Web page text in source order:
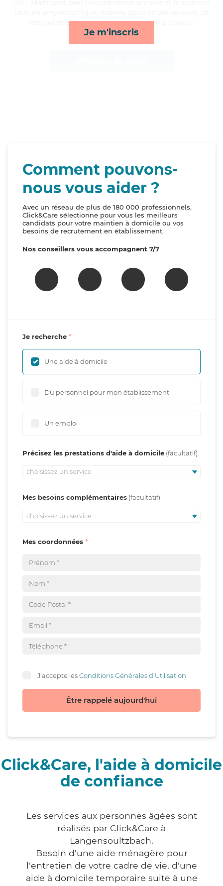
Je m'inscris
lessive/repassage, mobilité, repas et transports*
Comment pouvons-
nous vous aider ?
Avec un réseau de plus de 180 000 professionnels,
Click&Care sélectionne pour vous les meilleurs
candidats pour votre maintien à domicile ou vos
besoins de recrutement en établissement.
Nos conseillers vous accompagnent 7/7
Je recherche
Une aide à domicile
Du personnel pour mon établissement
Un emploi
Précisez les prestations d'aide à domicile
choisissez un service
Mes besoins complémentaires
choisissez un service
Mes coordonnées
J'accepte lesConditions Générales d'Utilisation
Être rappelé aujourd'hui
Click&Care, l'aide à domicile
de confiance
Les services aux personnes âgées sont
réalisés par Click&Care à
Langensoultzbach.
Besoin d'une aide ménagère pour
l'entretien de votre cadre de vie, d'une
aide à domicile temporaire suite à une